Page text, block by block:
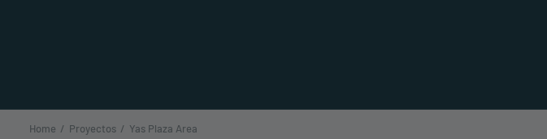
Home Proyectos Yas Plaza Area